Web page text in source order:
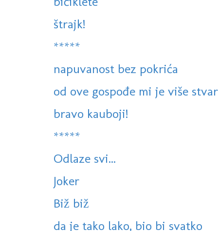
štrajk!
*****
napuvanost bez pokrića
od ove gospođe mi je više
bravo kauboji!
*****
Odlaze svi...
Joker
Biž biž
da je tako lako, bio bi svatko